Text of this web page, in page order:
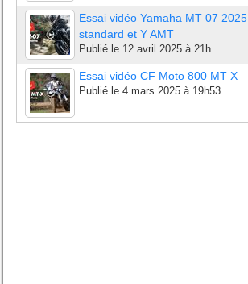
Essai vidéo Yamaha MT 07 2025
standard et Y AMT
Publié le 12 avril 2025 à 21h
Essai vidéo CF Moto 800 MT X
Publié le 4 mars 2025 à 19h53